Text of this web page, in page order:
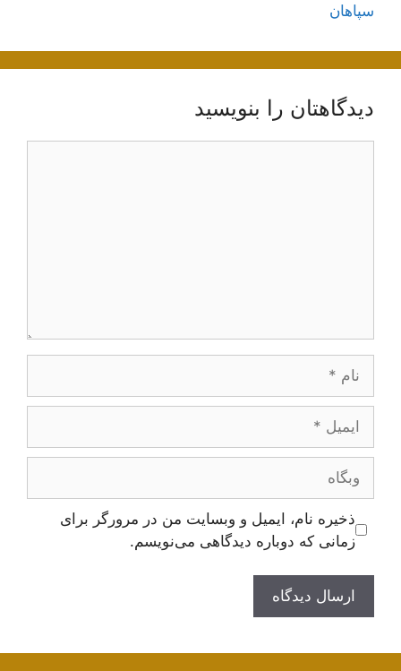
سپاهان
دیدگاهتان را بنویسید
وبگاه
ذخیره نام، ایمیل و وبسایت من در مرورگر برای
زمانی که دوباره دیدگاهی می‌نویسم.